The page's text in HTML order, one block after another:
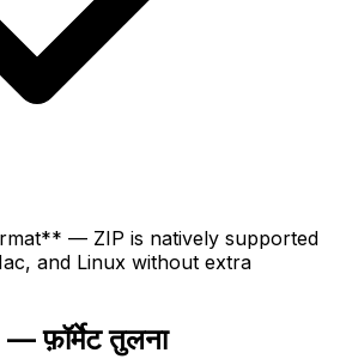
— ZIP is natively supported
and Linux without extra
फ़ॉर्मेट तुलना